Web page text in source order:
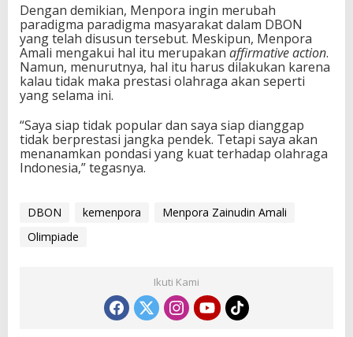
Dengan demikian, Menpora ingin merubah
paradigma paradigma masyarakat dalam DBON
yang telah disusun tersebut. Meskipun, Menpora
Amali mengakui hal itu merupakanaffirmative action.
Namun, menurutnya, hal itu harus dilakukan karena
kalau tidak maka prestasi olahraga akan seperti
yang selama ini.
“Saya siap tidak popular dan saya siap dianggap
tidak berprestasi jangka pendek. Tetapi saya akan
menanamkan pondasi yang kuat terhadap olahraga
Indonesia,” tegasnya.
DBON kemenpora
Menpora Zainudin Amali
Olimpiade
Ikuti Kami